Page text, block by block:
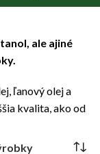
ale ajiné
ľanový olej a
kvalita, ako od